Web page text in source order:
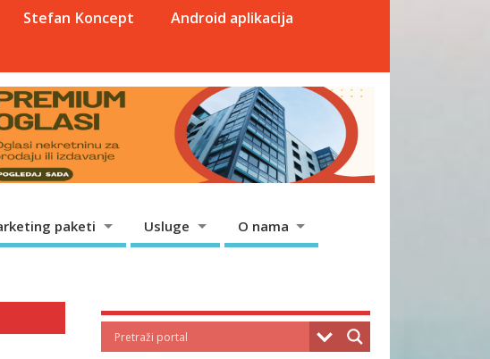
Stefan Koncept
Android aplikacija
paketi Usluge O nama